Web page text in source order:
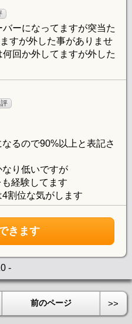
ーになってますが突当た
すが外した事がありませ
回か外してますが外した
評
るので90%以上と表記さ
り低いですが
経験してます
割位な気がします
きます
-
前のページ >>